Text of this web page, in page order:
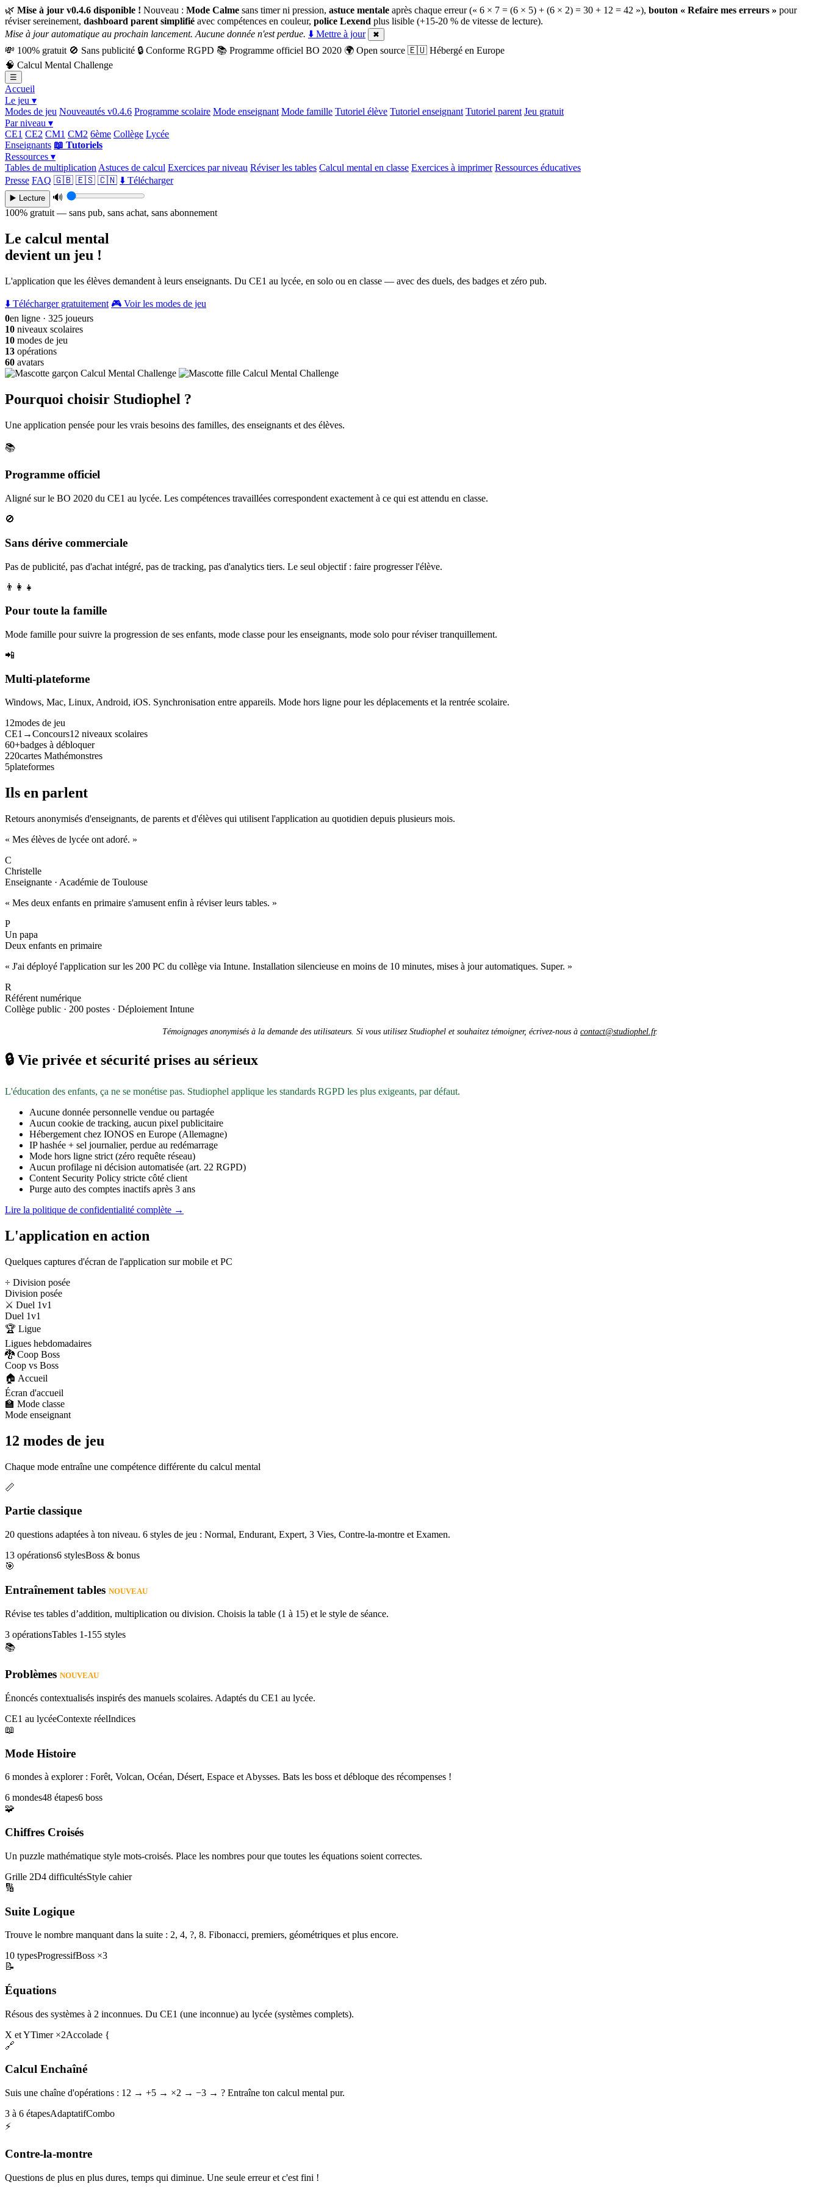
🌿 Mise à jour v0.4.6 disponible ! Nouveau : Mode Calme sans timer ni pression, astuce mentale après chaque erreur (« 6 × 7 = (6 × 5) + (6 × 2) = 30 + 12 = 42 »), bouton « Refaire mes erreurs » pour
réviser sereinement, dashboard parent simplifié avec compétences en couleur, police Lexend plus lisible (+15-20 % de vitesse de lecture).
Mise à jour automatique au prochain lancement. Aucune donnée n'est perdue. ⬇️ Mettre à jour ✖
💸 100% gratuit 🚫 Sans publicité 🔒 Conforme RGPD 📚 Programme officiel BO 2020 🌍 Open source 🇪🇺 Hébergé en Europe
🧠 Calcul Mental Challenge
☰
Accueil
Le jeu ▾
Modes de jeu Nouveautés v0.4.6 Programme scolaire Mode enseignant Mode famille Tutoriel élève Tutoriel enseignant Tutoriel parent Jeu gratuit
Par niveau ▾
CE1 CE2 CM1 CM2 6ème Collège Lycée
Enseignants 📖 Tutoriels
Ressources ▾
Tables de multiplication Astuces de calcul Exercices par niveau Réviser les tables Calcul mental en classe Exercices à imprimer Ressources éducatives
Presse FAQ 🇬🇧 🇪🇸 🇨🇳 ⬇️ Télécharger
▶️ Lecture
🔊
100% gratuit — sans pub, sans achat, sans abonnement
Le calcul mental
devient un jeu !
L'application que les élèves demandent à leurs enseignants. Du CE1 au lycée, en solo ou en classe — avec des duels, des badges et zéro pub.
⬇️ Télécharger gratuitement 🎮 Voir les modes de jeu
0en ligne · 325 joueurs
10 niveaux scolaires
10 modes de jeu
13 opérations
60 avatars
Pourquoi choisir Studiophel ?
Une application pensée pour les vrais besoins des familles, des enseignants et des élèves.
📚
Programme officiel
Aligné sur le BO 2020 du CE1 au lycée. Les compétences travaillées correspondent exactement à ce qui est attendu en classe.
🚫
Sans dérive commerciale
Pas de publicité, pas d'achat intégré, pas de tracking, pas d'analytics tiers. Le seul objectif : faire progresser l'élève.
👨‍👩‍👧
Pour toute la famille
Mode famille pour suivre la progression de ses enfants, mode classe pour les enseignants, mode solo pour réviser tranquillement.
📲
Multi-plateforme
Windows, Mac, Linux, Android, iOS. Synchronisation entre appareils. Mode hors ligne pour les déplacements et la rentrée scolaire.
12modes de jeu
CE1→Concours12 niveaux scolaires
60+badges à débloquer
220cartes Mathémonstres
5plateformes
Ils en parlent
Retours anonymisés d'enseignants, de parents et d'élèves qui utilisent l'application au quotidien depuis plusieurs mois.
« Mes élèves de lycée ont adoré. »
C
Christelle
Enseignante · Académie de Toulouse
« Mes deux enfants en primaire s'amusent enfin à réviser leurs tables. »
P
Un papa
Deux enfants en primaire
« J'ai déployé l'application sur les 200 PC du collège via Intune. Installation silencieuse en moins de 10 minutes, mises à jour automatiques. Super. »
R
Référent numérique
Collège public · 200 postes · Déploiement Intune
Témoignages anonymisés à la demande des utilisateurs. Si vous utilisez Studiophel et souhaitez témoigner, écrivez-nous à contact@studiophel.fr.
🔒 Vie privée et sécurité prises au sérieux
L'éducation des enfants, ça ne se monétise pas. Studiophel applique les standards RGPD les plus exigeants, par défaut.
Aucune donnée personnelle vendue ou partagée
Aucun cookie de tracking, aucun pixel publicitaire
Hébergement chez IONOS en Europe (Allemagne)
IP hashée + sel journalier, perdue au redémarrage
Mode hors ligne strict (zéro requête réseau)
Aucun profilage ni décision automatisée (art. 22 RGPD)
Content Security Policy stricte côté client
Purge auto des comptes inactifs après 3 ans
Lire la politique de confidentialité complète →
L'application en action
Quelques captures d'écran de l'application sur mobile et PC
÷ Division posée
Division posée
⚔️ Duel 1v1
Duel 1v1
🏆 Ligue
Ligues hebdomadaires
🐉 Coop Boss
Coop vs Boss
🏠 Accueil
Écran d'accueil
🏫 Mode classe
Mode enseignant
12 modes de jeu
Chaque mode entraîne une compétence différente du calcul mental
📏
Partie classique
20 questions adaptées à ton niveau. 6 styles de jeu : Normal, Endurant, Expert, 3 Vies, Contre-la-montre et Examen.
13 opérations6 stylesBoss & bonus
🎯
Entraînement tables NOUVEAU
Révise tes tables d’addition, multiplication ou division. Choisis la table (1 à 15) et le style de séance.
3 opérationsTables 1-155 styles
📚
Problèmes NOUVEAU
Énoncés contextualisés inspirés des manuels scolaires. Adaptés du CE1 au lycée.
CE1 au lycéeContexte réelIndices
📖
Mode Histoire
6 mondes à explorer : Forêt, Volcan, Océan, Désert, Espace et Abysses. Bats les boss et débloque des récompenses !
6 mondes48 étapes6 boss
🧩
Chiffres Croisés
Un puzzle mathématique style mots-croisés. Place les nombres pour que toutes les équations soient correctes.
Grille 2D4 difficultésStyle cahier
🔢
Suite Logique
Trouve le nombre manquant dans la suite : 2, 4, ?, 8. Fibonacci, premiers, géométriques et plus encore.
10 typesProgressifBoss ×3
📝
Équations
Résous des systèmes à 2 inconnues. Du CE1 (une inconnue) au lycée (systèmes complets).
X et YTimer ×2Accolade {
🔗
Calcul Enchaîné
Suis une chaîne d'opérations : 12 → +5 → ×2 → −3 → ? Entraîne ton calcul mental pur.
3 à 6 étapesAdaptatifCombo
⚡
Contre-la-montre
Questions de plus en plus dures, temps qui diminue. Une seule erreur et c'est fini !